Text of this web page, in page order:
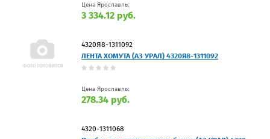
Цена Ярославль:
3 334.12 руб.
4320Я8-1311092
ЛЕНТА ХОМУТА (АЗ УРАЛ) 4320Я8-1311092
Цена Ярославль:
278.34 руб.
4320-1311068